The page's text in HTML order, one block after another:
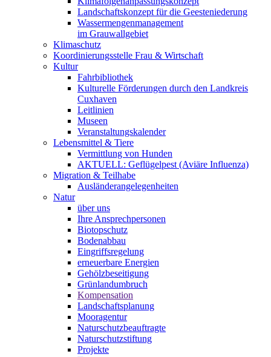
Landschaftskonzept für die Geesteniederung
Wassermengenmanagement
im Grauwallgebiet
Klimaschutz
Koordinierungsstelle Frau & Wirtschaft
Kultur
Fahrbibliothek
Kulturelle Förderungen durch den Landkreis
Cuxhaven
Leitlinien
Museen
Veranstaltungskalender
Lebensmittel & Tiere
Vermittlung von Hunden
AKTUELL: Geflügelpest (Aviäre Influenza)
Migration & Teilhabe
Ausländerangelegenheiten
Natur
über uns
Ihre Ansprechpersonen
Biotopschutz
Bodenabbau
Eingriffsregelung
erneuerbare Energien
Gehölzbeseitigung
Grünlandumbruch
Kompensation
Landschaftsplanung
Mooragentur
Naturschutzbeauftragte
Naturschutzstiftung
Projekte